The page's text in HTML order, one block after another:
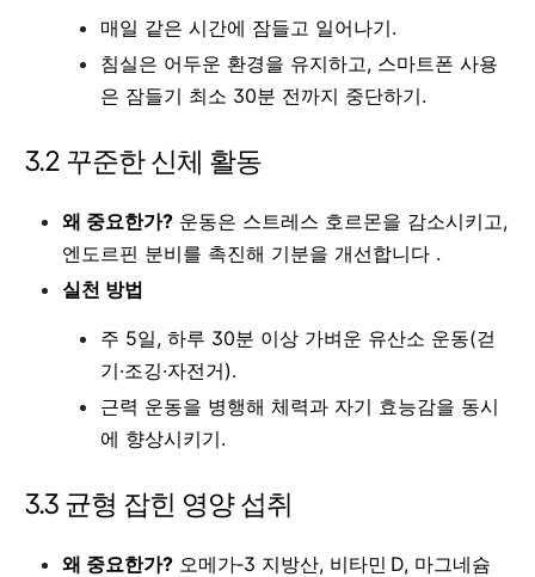
매일 같은 시간에 잠들고 일어나기.
침실은 어두운 환경을 유지하고, 스마트폰 사용
은 잠들기 최소 30분 전까지 중단하기.
3.2 꾸준한 신체 활동
왜 중요한가? 운동은 스트레스 호르몬을 감소시키고,
엔도르핀 분비를 촉진해 기분을 개선합니다 .
실천 방법
주 5일, 하루 30분 이상 가벼운 유산소 운동(걷
기·조깅·자전거).
근력 운동을 병행해 체력과 자기 효능감을 동시
에 향상시키기.
3.3 균형 잡힌 영양 섭취
왜 중요한가? 오메가‑3 지방산, 비타민 D, 마그네슘